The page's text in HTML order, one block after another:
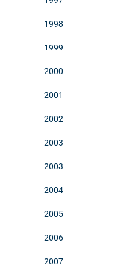
1998
1999
2000
2001
2002
2003
2003
2004
2005
2006
2007